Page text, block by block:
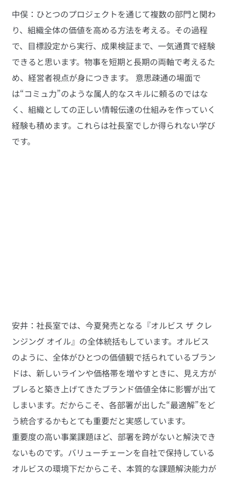
中俣：ひとつのプロジェクトを通じて複数の部門と関わ
り、組織全体の価値を高める方法を考える。その過程
で、目標設定から実行、成果検証まで、一気通貫で経験
できると思います。物事を短期と長期の両軸で考えるた
め、経営者視点が身につきます。 意思疎通の場面で
は“コミュ力”のような属人的なスキルに頼るのではな
く、組織としての正しい情報伝達の仕組みを作っていく
経験も積めます。これらは社長室でしか得られない学び
です。
安井：社長室では、今夏発売となる『オルビス ザ クレ
ンジング オイル』の全体統括もしています。オルビス
のように、全体がひとつの価値観で括られているブラン
ドは、新しいラインや価格帯を増やすときに、見え方が
ブレると築き上げてきたブランド価値全体に影響が出て
しまいます。だからこそ、各部署が出した“最適解”をど
う統合するかもとても重要だと実感しています。
重要度の高い事業課題ほど、部署を跨がないと解決でき
ないものです。バリューチェーンを自社で保持している
オルビスの環境下だからこそ、本質的な課題解決能力が